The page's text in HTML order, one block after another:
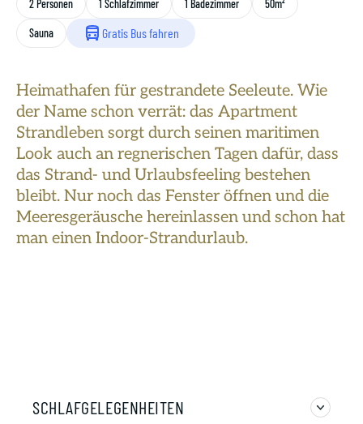
2 Personen 1 Schlafzimmer 1 Badezimmer 50m²
Sauna Gratis Bus fahren
Heimathafen für gestrandete Seeleute. Wie
der Name schon verrät: das Apartment
Strandleben sorgt durch seinen maritimen
Look auch an regnerischen Tagen dafür, dass
das Strand- und Urlaubsfeeling bestehen
bleibt. Nur noch das Fenster öffnen und die
Meeresgeräusche hereinlassen und schon hat
man einen Indoor-Strandurlaub.
SCHLAFGELEGENHEITEN